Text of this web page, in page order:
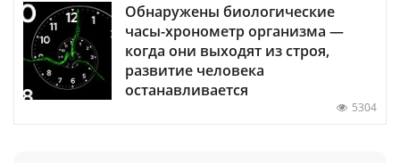
Обнаружены биологические
часы-хронометр организма —
когда они выходят из строя,
развитие человека
останавливается
5304